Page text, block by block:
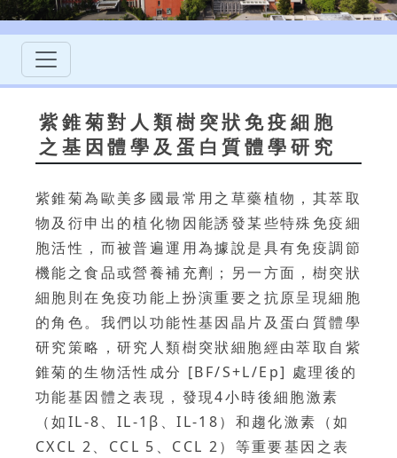
紫錐菊對人類樹突狀免疫細胞
之基因體學及蛋白質體學研究
紫錐菊為歐美多國最常用之草藥植物，其萃取
物及衍申出的植化物因能誘發某些特殊免疫細
胞活性，而被普遍運用為據說是具有免疫調節
機能之食品或營養補充劑；另一方面，樹突狀
細胞則在免疫功能上扮演重要之抗原呈現細胞
的角色。我們以功能性基因晶片及蛋白質體學
研究策略，研究人類樹突狀細胞經由萃取自紫
錐菊的生物活性成分 [BF/S+L/Ep] 處理後的
功能基因體之表現，發現4小時後細胞激素
（如IL-8、IL-1β、IL-18）和趨化激素（如
CXCL 2、CCL 5、CCL 2）等重要基因之表